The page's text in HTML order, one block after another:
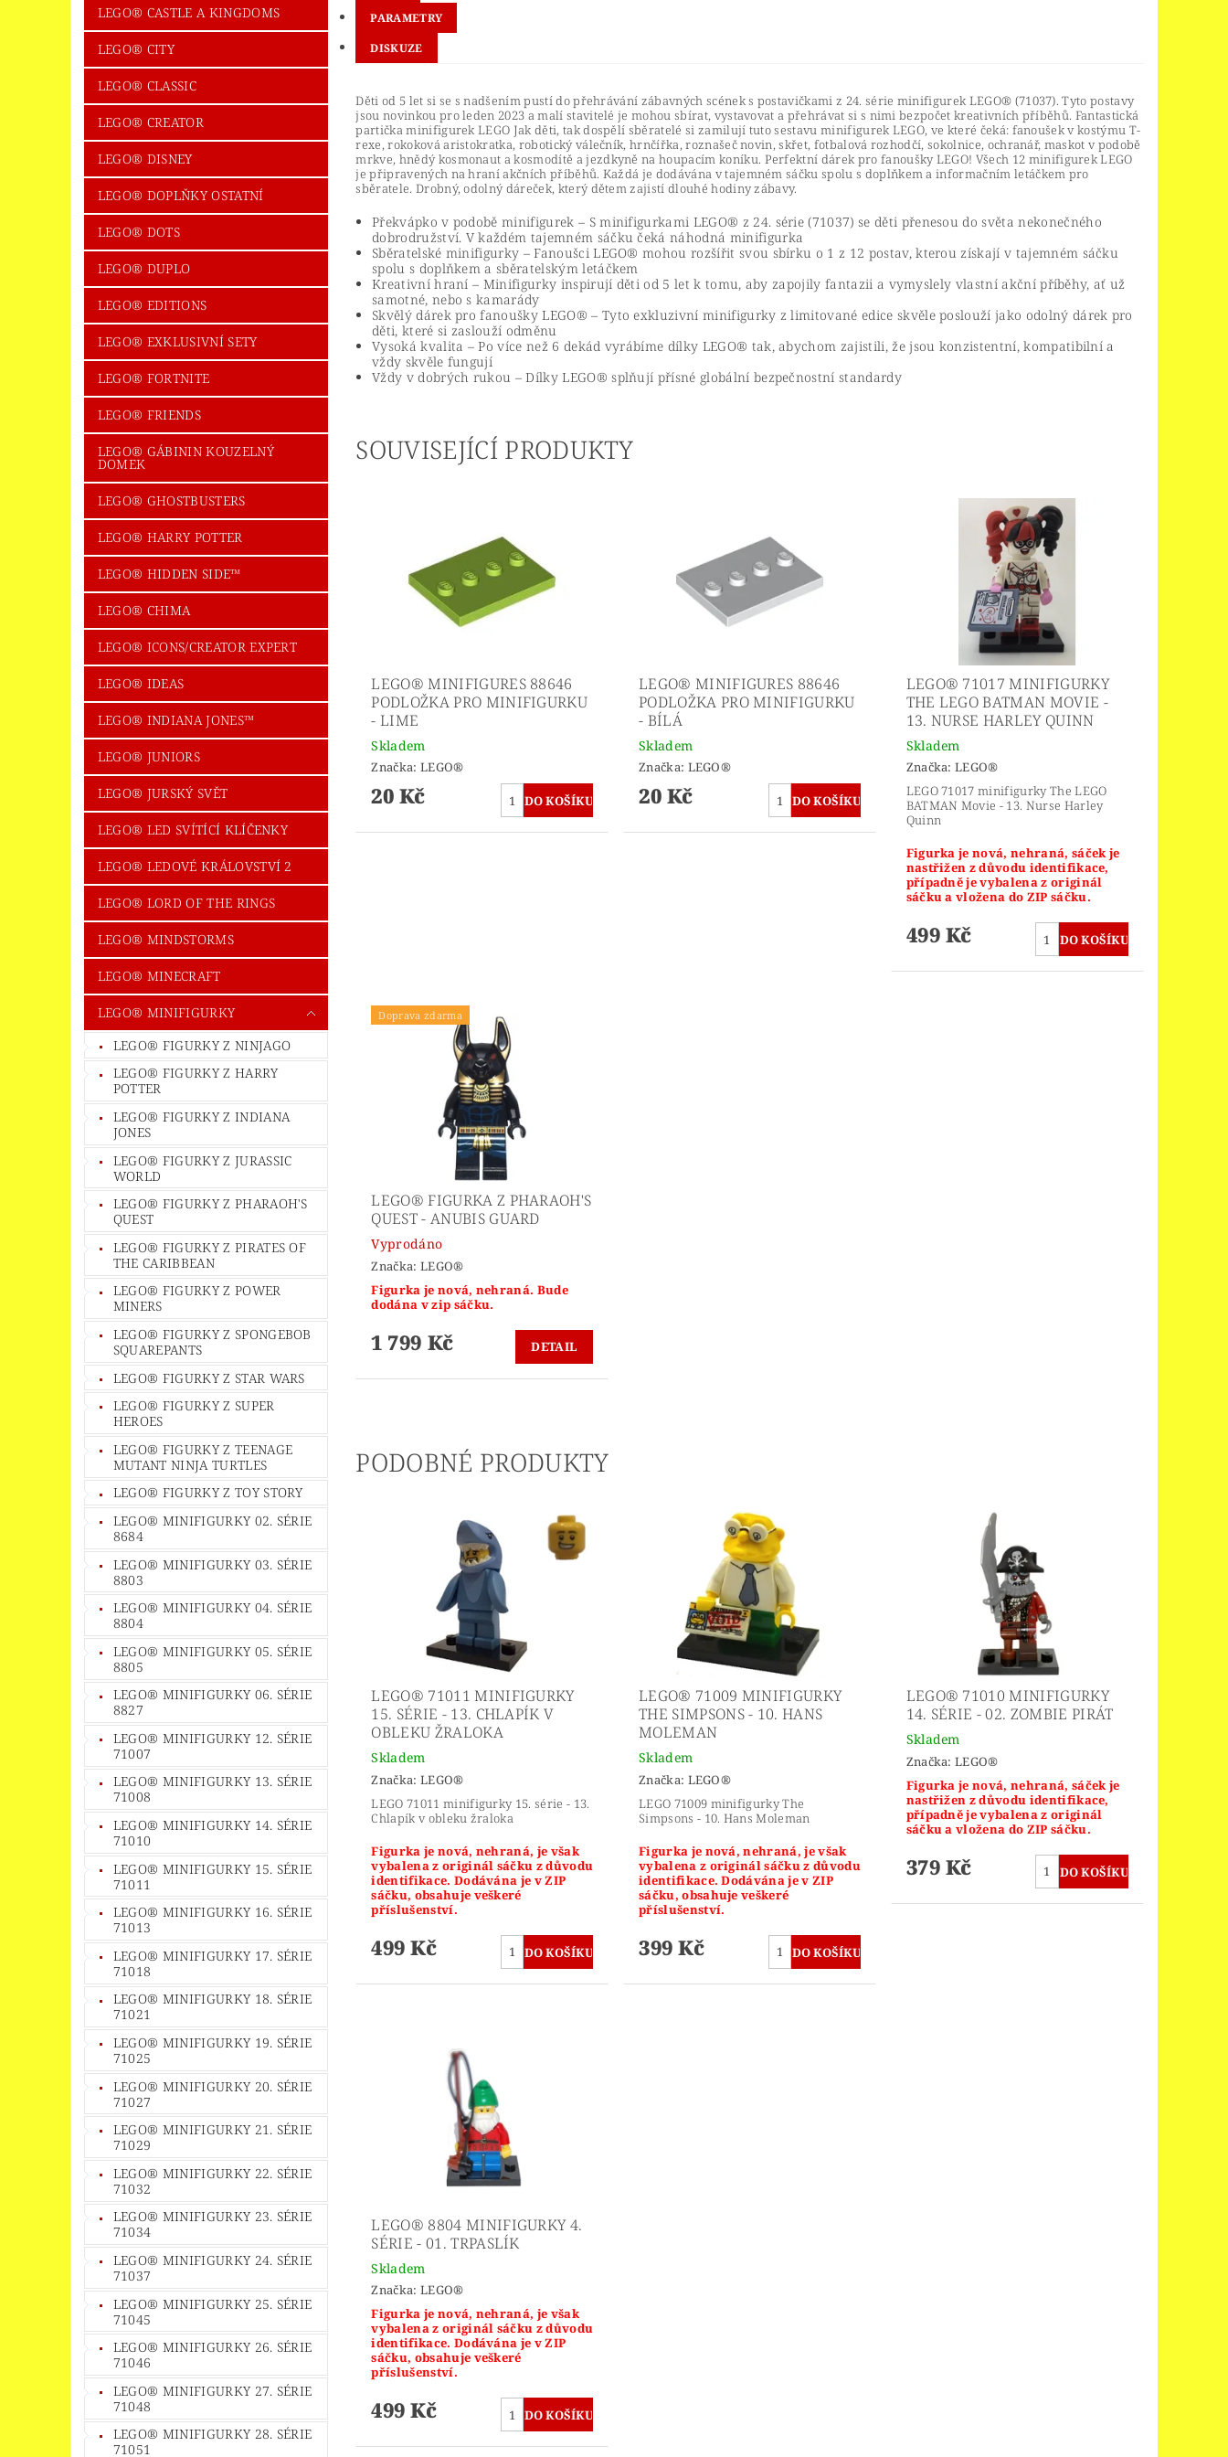
LEGO® CASTLE A KINGDOMS
LEGO® CITY
LEGO® CLASSIC
LEGO® CREATOR
LEGO® DISNEY
LEGO® DOPLŇKY OSTATNÍ
LEGO® DOTS
LEGO® DUPLO
LEGO® EDITIONS
LEGO® EXKLUSIVNÍ SETY
LEGO® FORTNITE
LEGO® FRIENDS
LEGO® GÁBININ KOUZELNÝ
DOMEK
LEGO® GHOSTBUSTERS
LEGO® HARRY POTTER
LEGO® HIDDEN SIDE™
LEGO® CHIMA
LEGO® ICONS/CREATOR EXPERT
LEGO® IDEAS
LEGO® INDIANA JONES™
LEGO® JUNIORS
LEGO® JURSKÝ SVĚT
LEGO® LED SVÍTÍCÍ KLÍČENKY
LEGO® LEDOVÉ KRÁLOVSTVÍ 2
LEGO® LORD OF THE RINGS
LEGO® MINDSTORMS
LEGO® MINECRAFT
LEGO® MINIFIGURKY
LEGO® FIGURKY Z NINJAGO
LEGO® FIGURKY Z HARRY
POTTER
LEGO® FIGURKY Z INDIANA
JONES
LEGO® FIGURKY Z JURASSIC
WORLD
LEGO® FIGURKY Z PHARAOH'S
QUEST
LEGO® FIGURKY Z PIRATES OF
THE CARIBBEAN
LEGO® FIGURKY Z POWER
MINERS
LEGO® FIGURKY Z SPONGEBOB
SQUAREPANTS
LEGO® FIGURKY Z STAR WARS
LEGO® FIGURKY Z SUPER
HEROES
LEGO® FIGURKY Z TEENAGE
MUTANT NINJA TURTLES
LEGO® FIGURKY Z TOY STORY
LEGO® MINIFIGURKY 02. SÉRIE
8684
LEGO® MINIFIGURKY 03. SÉRIE
8803
LEGO® MINIFIGURKY 04. SÉRIE
8804
LEGO® MINIFIGURKY 05. SÉRIE
8805
LEGO® MINIFIGURKY 06. SÉRIE
8827
LEGO® MINIFIGURKY 12. SÉRIE
71007
LEGO® MINIFIGURKY 13. SÉRIE
71008
LEGO® MINIFIGURKY 14. SÉRIE
71010
LEGO® MINIFIGURKY 15. SÉRIE
71011
LEGO® MINIFIGURKY 16. SÉRIE
71013
LEGO® MINIFIGURKY 17. SÉRIE
71018
LEGO® MINIFIGURKY 18. SÉRIE
71021
LEGO® MINIFIGURKY 19. SÉRIE
71025
LEGO® MINIFIGURKY 20. SÉRIE
71027
LEGO® MINIFIGURKY 21. SÉRIE
71029
LEGO® MINIFIGURKY 22. SÉRIE
71032
LEGO® MINIFIGURKY 23. SÉRIE
71034
LEGO® MINIFIGURKY 24. SÉRIE
71037
LEGO® MINIFIGURKY 25. SÉRIE
71045
LEGO® MINIFIGURKY 26. SÉRIE
71046
LEGO® MINIFIGURKY 27. SÉRIE
71048
LEGO® MINIFIGURKY 28. SÉRIE
71051
PARAMETRY
DISKUZE
Děti od 5 let si se s nadšením pustí do přehrávání zábavných scének s postavičkami z 24. série minifigurek LEGO® (71037). Tyto postavy
jsou novinkou pro leden 2023 a malí stavitelé je mohou sbírat, vystavovat a přehrávat si s nimi bezpočet kreativních příběhů. Fantastická
partička minifigurek LEGO Jak děti, tak dospělí sběratelé si zamilují tuto sestavu minifigurek LEGO, ve které čeká: fanoušek v kostýmu T-
rexe, rokoková aristokratka, robotický válečník, hrnčířka, roznašeč novin, skřet, fotbalová rozhodčí, sokolnice, ochranář, maskot v podobě
mrkve, hnědý kosmonaut a kosmodítě a jezdkyně na houpacím koníku. Perfektní dárek pro fanoušky LEGO! Všech 12 minifigurek LEGO
je připravených na hraní akčních příběhů. Každá je dodávána v tajemném sáčku spolu s doplňkem a informačním letáčkem pro
sběratele. Drobný, odolný dáreček, který dětem zajistí dlouhé hodiny zábavy.
Překvápko v podobě minifigurek – S minifigurkami LEGO® z 24. série (71037) se děti přenesou do světa nekonečného
dobrodružství. V každém tajemném sáčku čeká náhodná minifigurka
Sběratelské minifigurky – Fanoušci LEGO® mohou rozšířit svou sbírku o 1 z 12 postav, kterou získají v tajemném sáčku
spolu s doplňkem a sběratelským letáčkem
Kreativní hraní – Minifigurky inspirují děti od 5 let k tomu, aby zapojily fantazii a vymyslely vlastní akční příběhy, ať už
samotné, nebo s kamarády
Skvělý dárek pro fanoušky LEGO® – Tyto exkluzivní minifigurky z limitované edice skvěle poslouží jako odolný dárek pro
děti, které si zaslouží odměnu
Vysoká kvalita – Po více než 6 dekád vyrábíme dílky LEGO® tak, abychom zajistili, že jsou konzistentní, kompatibilní a
vždy skvěle fungují
Vždy v dobrých rukou – Dílky LEGO® splňují přísné globální bezpečnostní standardy
SOUVISEJÍCÍ PRODUKTY
LEGO® MINIFIGURES 88646
PODLOŽKA PRO MINIFIGURKU
- LIME
Skladem
Značka: LEGO®
20 Kč
LEGO® MINIFIGURES 88646
PODLOŽKA PRO MINIFIGURKU
- BÍLÁ
Skladem
Značka: LEGO®
20 Kč
LEGO® 71017 MINIFIGURKY
THE LEGO BATMAN MOVIE -
13. NURSE HARLEY QUINN
Skladem
Značka:LEGO®
LEGO 71017 minifigurky The LEGO
BATMAN Movie - 13. Nurse Harley
Quinn
Figurka je nová, nehraná, sáček je
nastřižen z důvodu identifikace,
případně je vybalena z originál
sáčku a vložena do ZIP sáčku.
499 Kč
Doprava zdarma
LEGO® FIGURKA Z PHARAOH'S
QUEST - ANUBIS GUARD
Vyprodáno
Značka: LEGO®
Figurka je nová, nehraná. Bude
dodána v zip sáčku.
1 799 Kč DETAIL
PODOBNÉ PRODUKTY
LEGO® 71011 MINIFIGURKY
15. SÉRIE - 13. CHLAPÍK V
OBLEKU ŽRALOKA
Skladem
Značka: LEGO®
LEGO 71011 minifigurky 15. série - 13.
Chlapík v obleku žraloka
Figurka je nová, nehraná, je však
vybalena z originál sáčku z důvodu
identifikace. Dodávána je v ZIP
sáčku, obsahuje veškeré
příslušenství.
499 Kč
LEGO® 71009 MINIFIGURKY
THE SIMPSONS - 10. HANS
MOLEMAN
Skladem
Značka: LEGO®
LEGO 71009 minifigurky The
Simpsons - 10. Hans Moleman
Figurka je nová, nehraná, je však
vybalena z originál sáčku z důvodu
identifikace. Dodávána je v ZIP
sáčku, obsahuje veškeré
příslušenství.
399 Kč
LEGO® 71010 MINIFIGURKY
14. SÉRIE - 02. ZOMBIE PIRÁT
Skladem
Značka:LEGO®
Figurka je nová, nehraná, sáček je
nastřižen z důvodu identifikace,
případně je vybalena z originál
sáčku a vložena do ZIP sáčku.
379 Kč
LEGO® 8804 MINIFIGURKY 4.
SÉRIE - 01. TRPASLÍK
Skladem
Značka: LEGO®
Figurka je nová, nehraná, je však
vybalena z originál sáčku z důvodu
identifikace. Dodávána je v ZIP
sáčku, obsahuje veškeré
příslušenství.
499 Kč